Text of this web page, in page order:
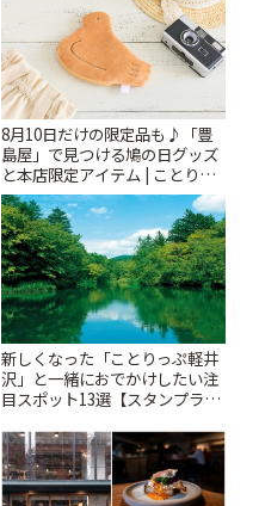
8月10日だけの限定品も♪「豊
島屋」で見つける鳩の日グッズ
と本店限定アイテム | ことりっ
ぷ
新しくなった「ことりっぷ軽井
沢」と一緒におでかけしたい注
目スポット13選【スタンプラリ